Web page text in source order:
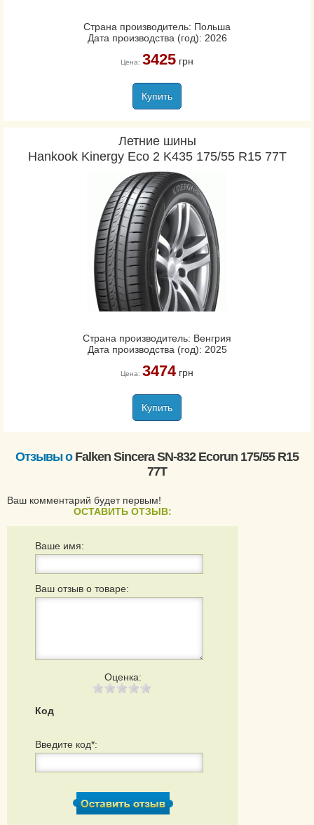
Страна производитель: Польша
Дата производства (год): 2026
Цена: 3425грн
Купить
Летние шины
Hankook Kinergy Eco 2 K435 175/55 R15 77T
Страна производитель: Венгрия
Дата производства (год): 2025
Цена: 3474грн
Купить
Отзывы о Falken Sincera SN-832 Ecorun 175/55 R15
77T
Ваш комментарий будет первым!
ОСТАВИТЬ ОТЗЫВ:
Ваше имя:
Ваш отзыв о товаре:
Оценка:
Код
Введите код*: